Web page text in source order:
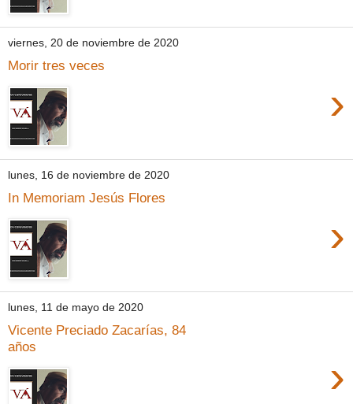
viernes, 20 de noviembre de 2020
Morir tres veces
›
lunes, 16 de noviembre de 2020
In Memoriam Jesús Flores
›
lunes, 11 de mayo de 2020
Vicente Preciado Zacarías, 84
años
›